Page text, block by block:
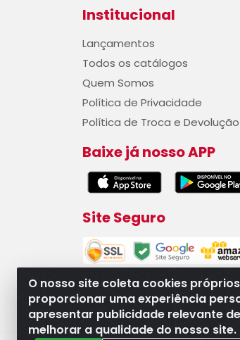
O nosso site coleta cookies
proporcionar uma experiência
apresentar publicidade relevante
melhorar a qualidade do nosso site.
Institucional
Lançamentos
Todos os catálogos
Quem Somos
Política de Privacidade
Política de Troca e Devolução
Baixe já nosso APP
Site Seguro
WB Componentes